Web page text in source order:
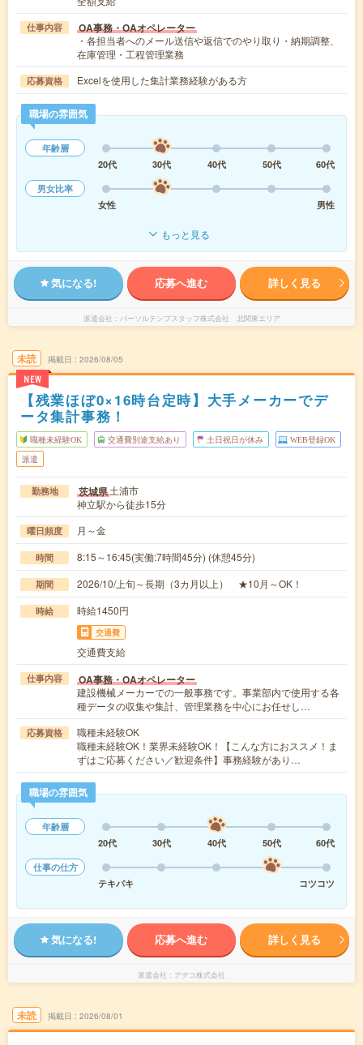
仕事内容 OA事務・OAオペレーター
・各担当者へのメール送信や返信でのやり取り・納期調整、
在庫管理・工程管理業務
応募資格 Excelを使用した集計業務経験がある方
職場の雰囲気
年齢層
20代
30代 40代 50代
60代
男女比率
女性
男性
もっと見る
気になる! 応募へ進む 詳しく見る
派遣会社 パーソルテンプスタッフ株式会社 北関東エリア
未読
NEW
掲載日 2026/08/05
【残業ほぼ0×16時台定時】大手メーカーでデ
ータ集計事務！
職種未経験OK 交通費別途支給あり 土日祝日が休み WEB登録OK
派遣
勤務地 茨城県土浦市
神立駅から徒歩15分
曜日頻度 月～金
時間 8:15～16:45(実働:7時間45分) (休憩45分)
期間 2026/10/上旬～長期（3カ月以上） ★10月～OK！
時給 時給1450円
交通費
交通費支給
仕事内容 OA事務・OAオペレーター
建設機械メーカーでの一般事務です。事業部内で使用する各
種データの収集や集計、管理業務を中心にお任せし…
応募資格
職種未経験OK
職種未経験OK！業界未経験OK！【こんな方におススメ！ま
ずはご応募ください／歓迎条件】事務経験があり…
職場の雰囲気
年齢層
20代
30代 40代 50代
60代
仕事の仕方
テキパキ
コツコツ
気になる! 応募へ進む 詳しく見る
派遣会社 アデコ株式会社
未読 掲載日 2026/08/01